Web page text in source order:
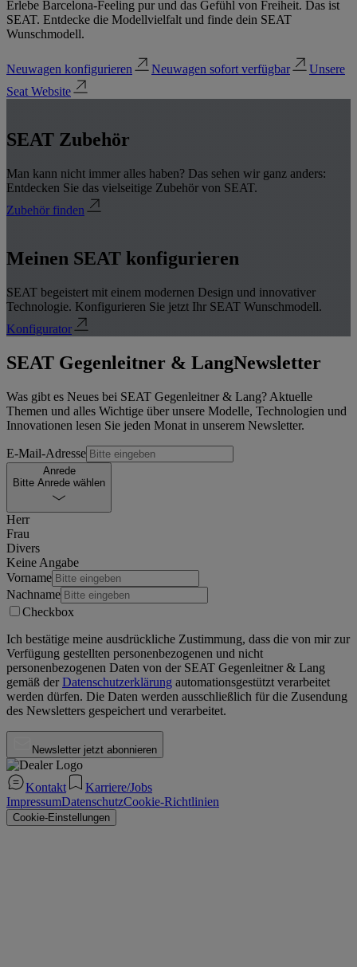
Erlebe Barcelona-Feeling pur und das Gefühl von Freiheit. Das ist
SEAT. Entdecke die Modellvielfalt und finde dein SEAT
Wunschmodell.
Neuwagen konfigurieren Neuwagen sofort verfügbar
Unsere
Seat Website
SEAT Zubehör
Man kann nicht immer alles haben? Das sehen wir ganz anders:
Entdecken Sie das vielseitige Zubehör von SEAT.
Zubehör finden
Meinen SEAT konfigurieren
SEAT begeistert mit einem modernen Design und innovativer
Technologie. Konfigurieren Sie jetzt Ihr SEAT Wunschmodell.
Konfigurator
SEAT Gegenleitner & LangNewsletter
Was gibt es Neues bei SEAT Gegenleitner & Lang? Aktuelle
Themen und alles Wichtige über unsere Modelle, Technologien und
Innovationen lesen Sie jeden Monat in unserem Newsletter.
E-Mail-Adresse
Anrede
Bitte Anrede wählen
Herr
Frau
Divers
Keine Angabe
Vorname
Nachname
Checkbox
Ich bestätige meine ausdrückliche Zustimmung, dass die von mir zur
Verfügung gestellten personenbezogenen und nicht
personenbezogenen Daten von der SEAT Gegenleitner & Lang
gemäß derDatenschutzerklärung automationsgestützt verarbeitet
werden dürfen. Die Daten werden ausschließlich für die Zusendung
des Newsletters gespeichert und verarbeitet.
Newsletter jetzt abonnieren
Kontakt
Karriere/Jobs
ImpressumDatenschutzCookie-Richtlinien
Cookie-Einstellungen